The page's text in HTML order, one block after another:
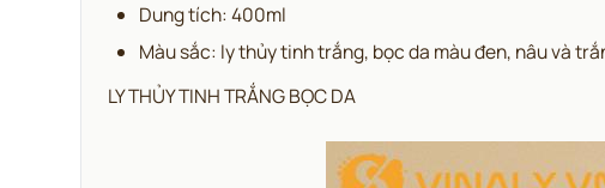
Dung tích: 400ml
Màu sắc: ly thủy tinh trắng, bọc da màu đen, nâu và
LY THỦY TINH TRẮNG BỌC DA